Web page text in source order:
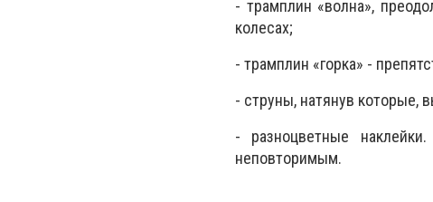
- трамплин «волна»,
колесах;
- трамплин «горка» -
- струны, натянув
- разноцветные
неповторимым.